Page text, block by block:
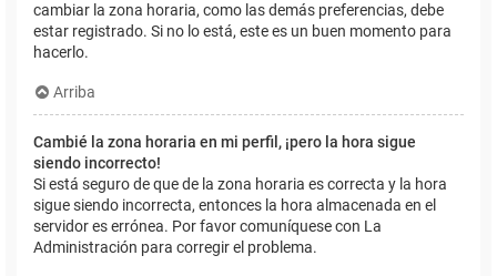
cambiar la zona horaria, como las demás preferencias, debe
estar registrado. Si no lo está, este es un buen momento para
hacerlo.
Arriba
Cambié la zona horaria en mi perfil, ¡pero la hora sigue
siendo incorrecto!
Si está seguro de que de la zona horaria es correcta y la hora
sigue siendo incorrecta, entonces la hora almacenada en el
servidor es errónea. Por favor comuníquese con La
Administración para corregir el problema.